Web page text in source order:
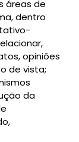
áreas de
dentro
opiniões
de vista;
da